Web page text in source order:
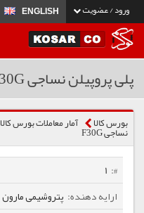
ورود / عضویت ENGLISH
پلی پروپیلن نساجی F30G
بورس کالا آمار معاملات بورس کالا
نساجی F30G
1
پتروشیمی مارون